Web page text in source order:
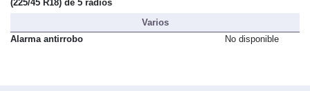
(225/45 R18) de 5 radios
Varios
Alarma antirrobo
No disponible